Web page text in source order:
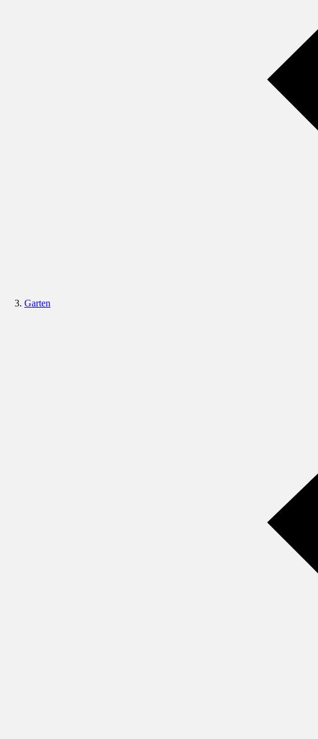
Garten